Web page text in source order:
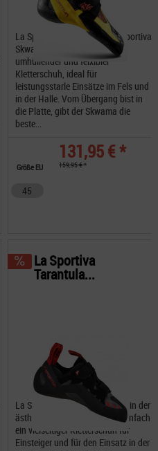
La Sportiva Skwama Der La Sportiva
Skwama ist ein sensibler, gut
umhüllender und felxibler
Kletterschuh, ideal für
leistungsstarle Einsätze im Fels und
in der Halle. Vom Übergang bist in
die Platte, gibt der Skwama die
beste...
131,95 € *
159,95 € *
Größe EU
45
La Sportiva Tarantula Boulder in der
ästhetischen Überarbeitung, einfach
ein vielseitiger Kletterschuh für
Einsteiger und für den Einsatz in der
La Sportiva
Tarantula...